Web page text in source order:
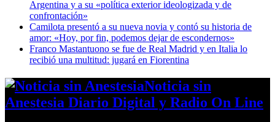
Argentina y a su «política exterior ideologizada y de
confrontación»
Camilota presentó a su nueva novia y contó su historia de
amor: «Hoy, por fin, podemos dejar de escondernos»
Franco Mastantuono se fue de Real Madrid y en Italia lo
recibió una multitud: jugará en Fiorentina
Noticia sin
Anestesia Diario Digital y Radio On Line